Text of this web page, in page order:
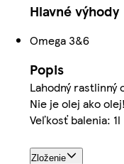
Hlavné výhody
Omega 3&6
Popis
Lahodný rastlinný
Nie je olej ako olej!
Veľkosť balenia: 1l
Zloženie